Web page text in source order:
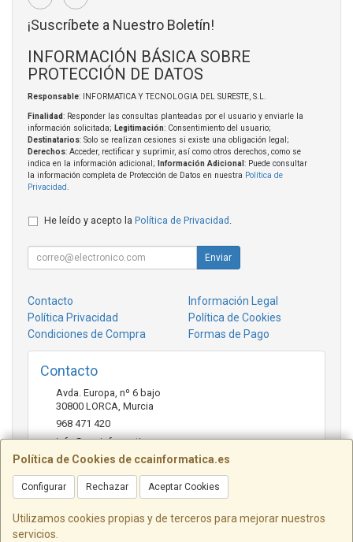
Política de Cookies de ccainformatica.es
Configurar Rechazar Aceptar Cookies
Utilizamos cookies propias y de terceros para mejorar nuestros
servicios.
¡Suscríbete a Nuestro Boletín!
INFORMACIÓN BÁSICA SOBRE
PROTECCIÓN DE DATOS
Responsable: INFORMATICA Y TECNOLOGIA DEL SURESTE, S.L.
Finalidad: Responder las consultas planteadas por el usuario y enviarle la
información solicitada; Legitimación: Consentimiento del usuario;
Destinatarios: Solo se realizan cesiones si existe una obligación legal;
Derechos: Acceder, rectificar y suprimir, así como otros derechos, como se
indica en la información adicional;
Información Adicional : Puede consultar
la información completa de Protección de Datos en nuestra Política de
Privacidad
He leído y acepto la Política de Privacidad
Enviar
Contacto
Información Legal
Política Privacidad
Política de Cookies
Condiciones de Compra
Formas de Pago
Contacto
Avda. Europa, nº 6 bajo
30800 LORCA Murcia
968 471 420
info@ccainformatica.es
Horario
L-V: 9:30 h a 14 h - 16:30 h a 20:30 h - Sab: 10 h a 14 h